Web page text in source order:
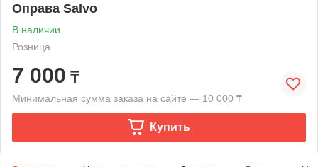
Оправа Salvo
В наличии
Розница
7 000 ₸
Минимальная сумма заказа на сайте — 10 000 ₸
Купить